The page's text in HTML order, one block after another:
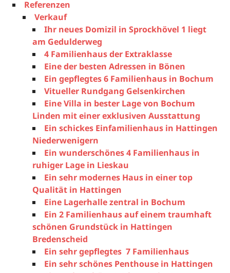
Referenzen
Verkauf
Ihr neues Domizil in Sprockhövel 1 liegt
am Gedulderweg
4 Familienhaus der Extraklasse
Eine der besten Adressen in Bönen
Ein gepflegtes 6 Familienhaus in Bochum
Vitueller Rundgang Gelsenkirchen
Eine Villa in bester Lage von Bochum
Linden mit einer exklusiven Ausstattung
Ein schickes Einfamilienhaus in Hattingen
Niederwenigern
Ein wunderschönes 4 Familienhaus in
ruhiger Lage in Lieskau
Ein sehr modernes Haus in einer top
Qualität in Hattingen
Eine Lagerhalle zentral in Bochum
Ein 2 Familienhaus auf einem traumhaft
schönen Grundstück in Hattingen
Bredenscheid
Ein sehr gepflegtes 7 Familienhaus
Ein sehr schönes Penthouse in Hattingen